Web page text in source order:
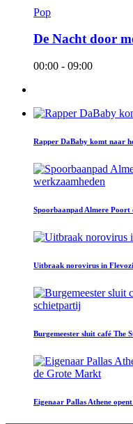
Pop
De Nacht door
00:00 - 09:00
Rapper DaBaby komt naar
Spoorbaanpad Almere Poort
Uitbraak norovirus in
Burgemeester sluit café The
Eigenaar Pallas Athene